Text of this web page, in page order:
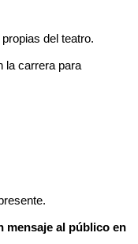
del teatro.
la carrera para
mensaje al público en